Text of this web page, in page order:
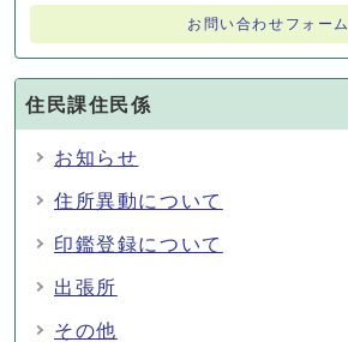
お問い合わせフォーム
住民課住民係
お知らせ
住所異動について
印鑑登録について
出張所
その他